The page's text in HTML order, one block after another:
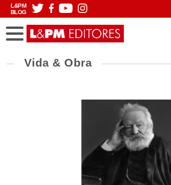
L&PM
BLOG
Vida & Obra